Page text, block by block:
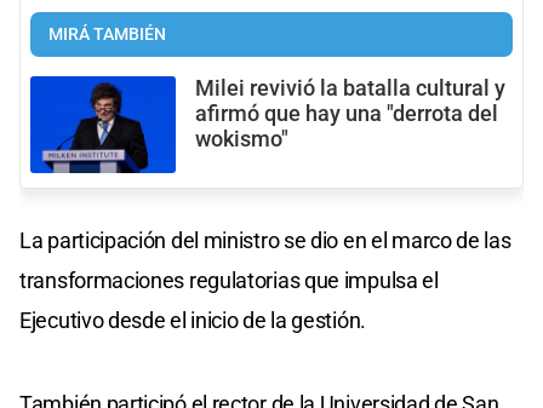
MIRÁ TAMBIÉN
Milei revivió la batalla cultural y
afirmó que hay una "derrota del
wokismo"
La participación del ministro se dio en el marco de las
transformaciones regulatorias que impulsa el
Ejecutivo desde el inicio de la gestión.